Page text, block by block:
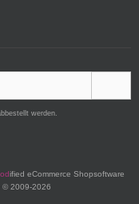
werden.
ified eCommerce Shopsoftware
© 2009-2026